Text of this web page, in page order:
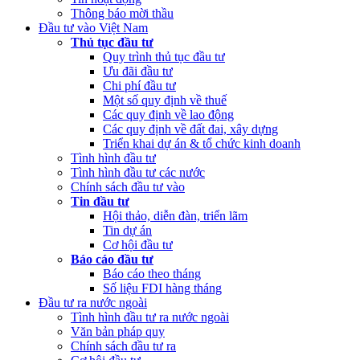
Thông báo mời thầu
Đầu tư vào Việt Nam
Thủ tục đầu tư
Quy trình thủ tục đầu tư
Ưu đãi đầu tư
Chi phí đầu tư
Một số quy định về thuế
Các quy định về lao động
Các quy định về đất đai, xây dựng
Triển khai dự án & tổ chức kinh doanh
Tình hình đầu tư
Tình hình đầu tư các nước
Chính sách đầu tư vào
Tin đầu tư
Hội thảo, diễn đàn, triển lãm
Tin dự án
Cơ hội đầu tư
Báo cáo đầu tư
Báo cáo theo tháng
Số liệu FDI hàng tháng
Đầu tư ra nước ngoài
Tình hình đầu tư ra nước ngoài
Văn bản pháp quy
Chính sách đầu tư ra